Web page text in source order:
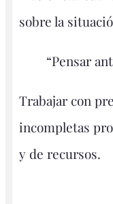
sobre la
“Pensar
Trabajar con
incompletas
y de recursos.